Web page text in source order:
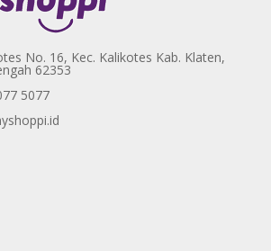
No. 16, Kec. Kalikotes Kab. Klaten,
62353
5077